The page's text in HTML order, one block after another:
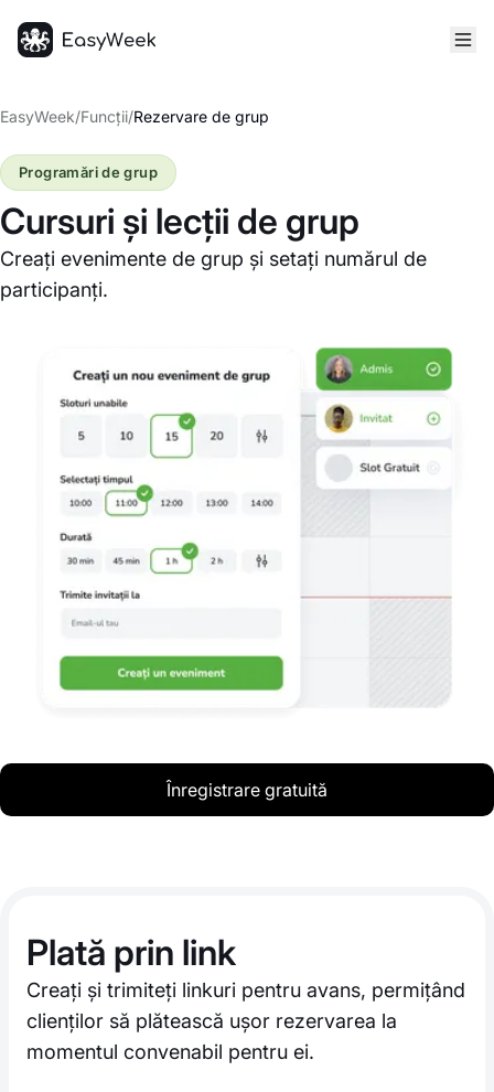
EasyWeek/Funcții/Rezervare de grup
Cursuri și lecții de grup
Creați evenimente de grup și setați numărul de
participanți.
Programări de grup
Înregistrare gratuită
Plată prin link
Creați și trimiteți linkuri pentru avans, permițând
clienților să plătească ușor rezervarea la
momentul convenabil pentru ei.